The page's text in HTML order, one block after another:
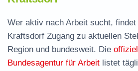
Wer aktiv nach Arbeit sucht,
Kraftsdorf Zugang zu aktuellen
Region und bundesweit. Die
Bundesagentur für Arbeit listet